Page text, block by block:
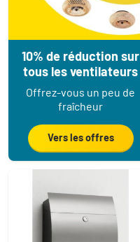
10% de réduction sur
tous les ventilateurs
Offrez-vous un peu de
fraîcheur
Vers les offres